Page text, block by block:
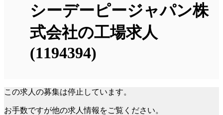
シーデーピージャパン株
式会社の工場求人
(1194394)
この求人の募集は停止しています。
お手数ですが他の求人情報をご覧ください。